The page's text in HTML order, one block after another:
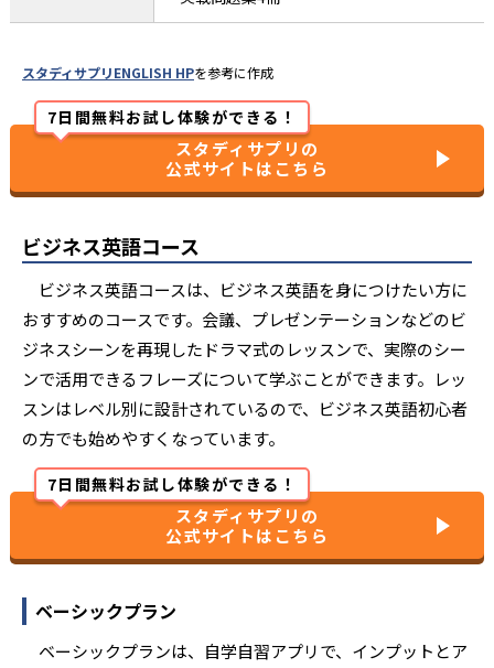
スタディサプリENGLISH HPを参考に作成
7日間無料お試し体験ができる！
スタディサプリの
公式サイトはこちら
ビジネス英語コース
ビジネス英語コースは、ビジネス英語を身につけたい方に
おすすめのコースです。会議、プレゼンテーションなどのビ
ジネスシーンを再現したドラマ式のレッスンで、実際のシー
ンで活用できるフレーズについて学ぶことができます。レッ
スンはレベル別に設計されているので、ビジネス英語初心者
の方でも始めやすくなっています。
7日間無料お試し体験ができる！
スタディサプリの
公式サイトはこちら
ベーシックプラン
ベーシックプランは、自学自習アプリで、インプットとア